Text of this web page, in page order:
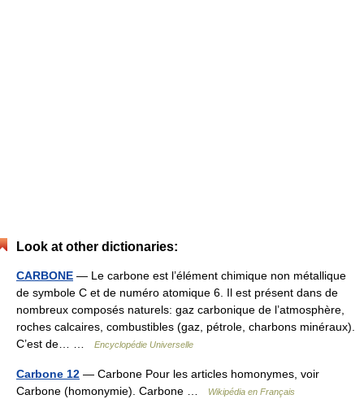
Look at other dictionaries:
CARBONE — Le carbone est l’élément chimique non métallique
de symbole C et de numéro atomique 6. Il est présent dans de
nombreux composés naturels: gaz carbonique de l’atmosphère,
roches calcaires, combustibles (gaz, pétrole, charbons minéraux).
C’est de… …
Encyclopédie Universelle
Carbone 12 — Carbone Pour les articles homonymes, voir
Carbone (homonymie). Carbone …
Wikipédia en Français